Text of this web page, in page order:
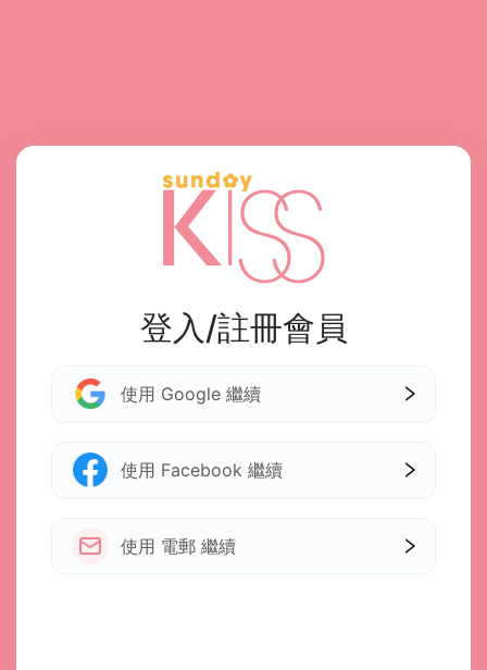
登入/註冊會員
使用 Google 繼續
使用 Facebook 繼續
使用 電郵 繼續